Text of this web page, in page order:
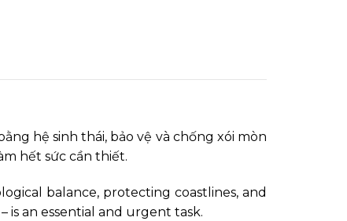
hệ sinh thái, bảo vệ và chống xói mòn
hết sức cần thiết.
balance, protecting coastlines, and
is an essential and urgent task.